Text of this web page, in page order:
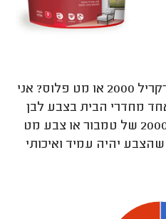
סופרקריל 2000 או מט פלוס? אני
מחדרי הבית בצבע לבן
מט. מה עדיף - סופרקריל 2000 של טמבור או צבע מט
יהיה עמיד ואיכותי